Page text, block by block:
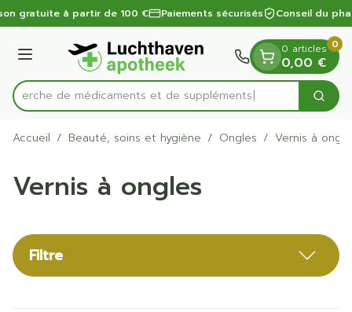
Aller au contenu
1 de 1
gratuite à partir de 100 € Paiements sécurisés Conseil du
Menu
Rechercher
Recherche de médicaments
0 articles
0,00 €
0
Accueil / Beauté, soins et hygiène / Ongles / Vernis à
Vernis à ongles
Filtre